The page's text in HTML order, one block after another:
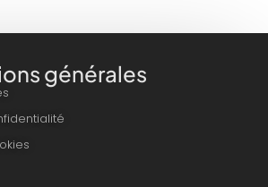
générales